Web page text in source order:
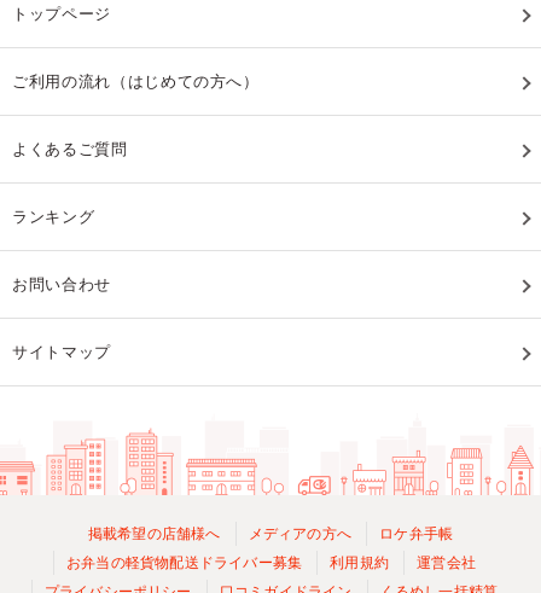
トップページ
ご利用の流れ（はじめての方へ）
よくあるご質問
ランキング
お問い合わせ
サイトマップ
掲載希望の店舗様へ メディアの方へ
ロケ弁手帳
お弁当の軽貨物配送ドライバー募集
利用規約
運営会社